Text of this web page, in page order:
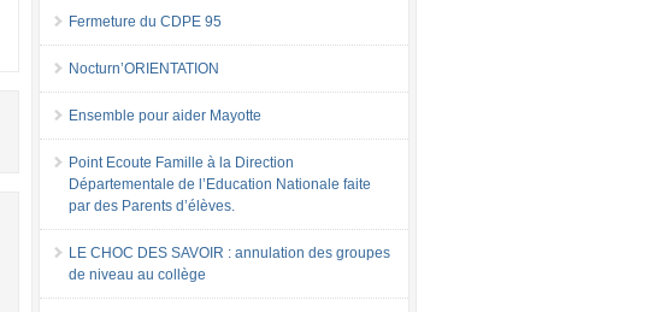
Fermeture du CDPE 95
Nocturn’ORIENTATION
Ensemble pour aider Mayotte
Point Ecoute Famille à la Direction
Départementale de l’Education Nationale faite
par des Parents d’élèves.
LE CHOC DES SAVOIR : annulation des groupes
de niveau au collège